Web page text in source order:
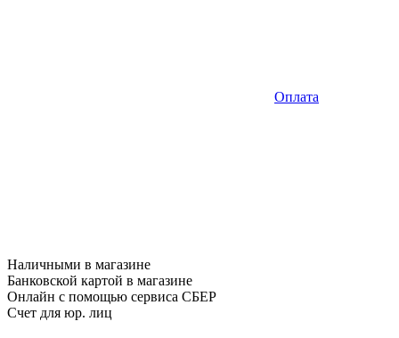
Оплата
Наличными в магазине
Банковской картой в магазине
Онлайн с помощью сервиса СБЕР
Счет для юр. лиц